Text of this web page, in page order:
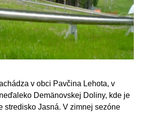
v obci Pavčina Lehota, v
Demänovskej Doliny, kde je
stredisko Jasná. V zimnej sezóne